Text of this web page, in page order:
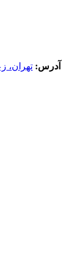
آدرس: تهران،